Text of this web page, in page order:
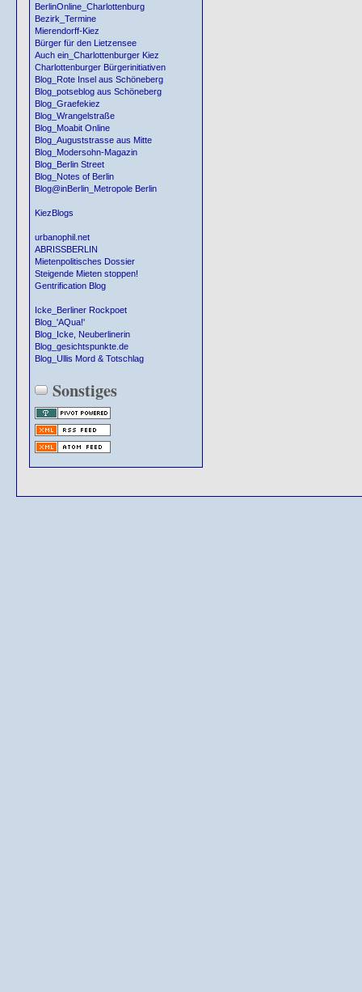
BerlinOnline_Charlottenburg
Bezirk_Termine
Mierendorff-Kiez
Bürger für den Lietzensee
Auch ein_Charlottenburger Kiez
Charlottenburger Bürgerinitiativen
Blog_Rote Insel aus Schöneberg
Blog_potseblog aus Schöneberg
Blog_Graefekiez
Blog_Wrangelstraße
Blog_Moabit Online
Blog_Auguststrasse aus Mitte
Blog_Modersohn-Magazin
Blog_Berlin Street
Blog_Notes of Berlin
Blog@inBerlin_Metropole Berlin
KiezBlogs
urbanophil.net
ABRISSBERLIN
Mietenpolitisches Dossier
Steigende Mieten stoppen!
Gentrification Blog
Icke_Berliner Rockpoet
Blog_'AQua!'
Blog_Icke, Neuberlinerin
Blog_gesichtspunkte.de
Blog_Ullis Mord & Totschlag
Sonstiges